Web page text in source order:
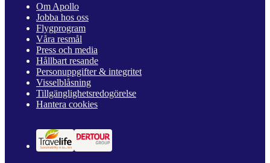
Om Apollo
Jobba hos oss
Flygprogram
Våra resmål
Press och media
Hållbart resande
Personuppgifter & integritet
Visselblåsning
Tillgänglighetsredogörelse
Hantera cookies